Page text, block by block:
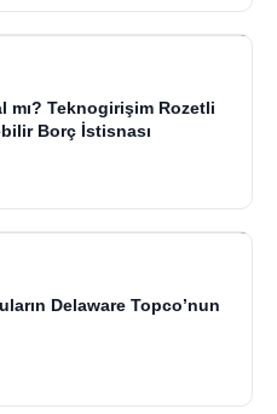
mı? Teknogirişim Rozetli
Borç İstisnası
Delaware Topco’nun